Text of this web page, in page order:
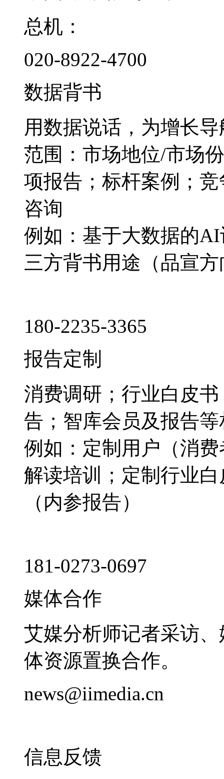
总机：
020-8922-4700
数据背书
用数据说话，为增长导
范围：市场地位/市场
项报告；标杆案例；
咨询
例如：基于大数据的
三方背书用途（品宣
180-2235-3365
报告定制
消费调研；行业白皮
告；智库会员及报告
例如：定制用户（消
解读培训；定制行业
（内参报告）
181-0273-0697
媒体合作
艾媒分析师记者采访
体资源置换合作。
news@iimedia.cn
信息反馈